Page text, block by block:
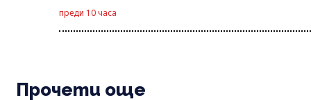
преди 10 часа
Прочети още